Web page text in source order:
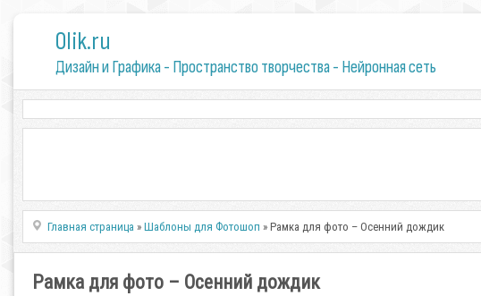
0lik.ru
Дизайн и Графика - Пространство творчества - Нейронная сеть
Главная страница »Шаблоны для Фотошоп » Рамка для фото – Осенний дождик
Рамка для фото – Осенний дождик